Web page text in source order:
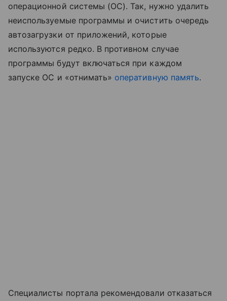
операционной системы (ОС). Так, нужно удалить
неиспользуемые программы и очистить очередь
автозагрузки от приложений, которые
используются редко. В противном случае
программы будут включаться при каждом
запуске ОС и «отнимать» оперативную память.
Специалисты портала рекомендовали отказаться